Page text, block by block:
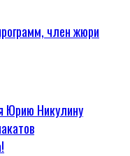
член жюри
Юрию Никулину